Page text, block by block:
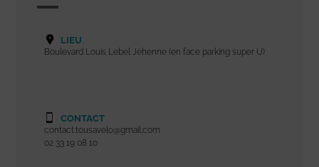
LIEU
Boulevard Louis Lebel Jehenne (en face parking super U)
CONTACT
contact.tousavelo@gmail.com
02 33 19 08 10